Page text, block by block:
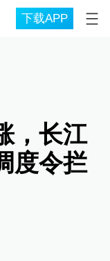
下载APP
，长江
度令拦